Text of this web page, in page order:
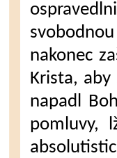
nakonec
Krista,
napadl
pomluvy,